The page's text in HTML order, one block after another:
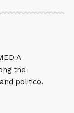
the
politico.